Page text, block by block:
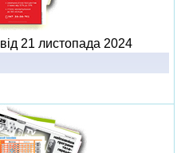
від 21 листопада 2024